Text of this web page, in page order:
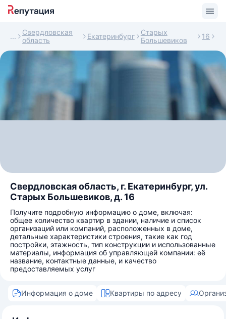
Свердловская
область
Екатеринбург
Старых
Большевиков
16
Свердловская область, г. Екатеринбург, ул.
Старых Большевиков, д. 16
Получите подробную информацию о доме, включая:
общее количество квартир в здании, наличие и список
организаций или компаний, расположенных в доме,
детальные характеристики строения, такие как год
постройки, этажность, тип конструкции и использованные
материалы, информация об управляющей компании: её
название, контактные данные, и качество
предоставляемых услуг
Информация о доме Квартиры по адресу